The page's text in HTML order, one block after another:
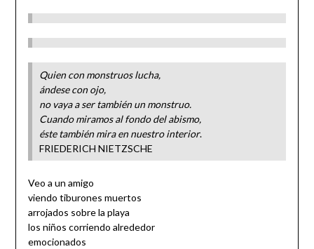
Quien con monstruos lucha,
ándese con ojo,
no vaya a ser también un monstruo.
Cuando miramos al fondo del abismo,
éste también mira en nuestro interior.
FRIEDERICH NIETZSCHE
Veo a un amigo
viendo tiburones muertos
arrojados sobre la playa
los niños corriendo alrededor
emocionados